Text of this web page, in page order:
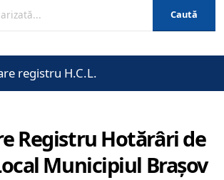
Caută
registru H.C.L.
Registru Hotărâri de
Municipiul Brașov